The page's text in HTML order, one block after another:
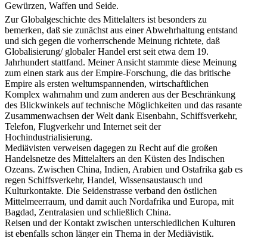
Gewürzen, Waffen und Seide.
Zur Globalgeschichte des Mittelalters ist besonders zu
bemerken, daß sie zunächst aus einer Abwehrhaltung entstand
und sich gegen die vorherrschende Meinung richtete, daß
Globalisierung/ globaler Handel erst seit etwa dem 19.
Jahrhundert stattfand. Meiner Ansicht stammte diese Meinung
zum einen stark aus der Empire-Forschung, die das britische
Empire als ersten weltumspannenden, wirtschaftlichen
Komplex wahrnahm und zum anderen aus der Beschränkung
des Blickwinkels auf technische Möglichkeiten und das rasante
Zusammenwachsen der Welt dank Eisenbahn, Schiffsverkehr,
Telefon, Flugverkehr und Internet seit der
Hochindustrialisierung.
Mediävisten verweisen dagegen zu Recht auf die großen
Handelsnetze des Mittelalters an den Küsten des Indischen
Ozeans. Zwischen China, Indien, Arabien und Ostafrika gab es
regen Schiffsverkehr, Handel, Wissensaustausch und
Kulturkontakte. Die Seidenstrasse verband den östlichen
Mittelmeerraum, und damit auch Nordafrika und Europa, mit
Bagdad, Zentralasien und schließlich China.
Reisen und der Kontakt zwischen unterschiedlichen Kulturen
ist ebenfalls schon länger ein Thema in der Mediävistik.